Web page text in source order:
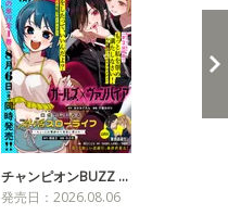
チャンピオンBUZZ …
発売日：2026.08.06